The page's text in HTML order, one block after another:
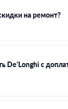
на ремонт?
De'Longhi с